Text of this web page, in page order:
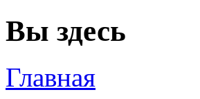
Вы здесь
Главная